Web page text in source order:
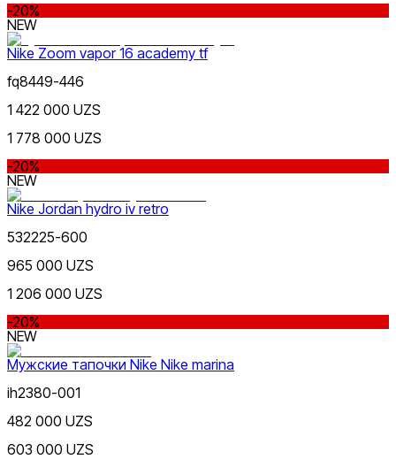
Розовый
Коричневый
Черный
Nike Tashkent Amir Temur
Nike Tashkent City Mall
-20%
NEW
Nike Zoom vapor 16 academy tf
fq8449-446
1 422 000 UZS
1 778 000 UZS
-20%
NEW
Nike Jordan hydro iv retro
532225-600
965 000 UZS
1 206 000 UZS
-20%
NEW
Мужские тапочки Nike Nike marina
ih2380-001
482 000 UZS
603 000 UZS